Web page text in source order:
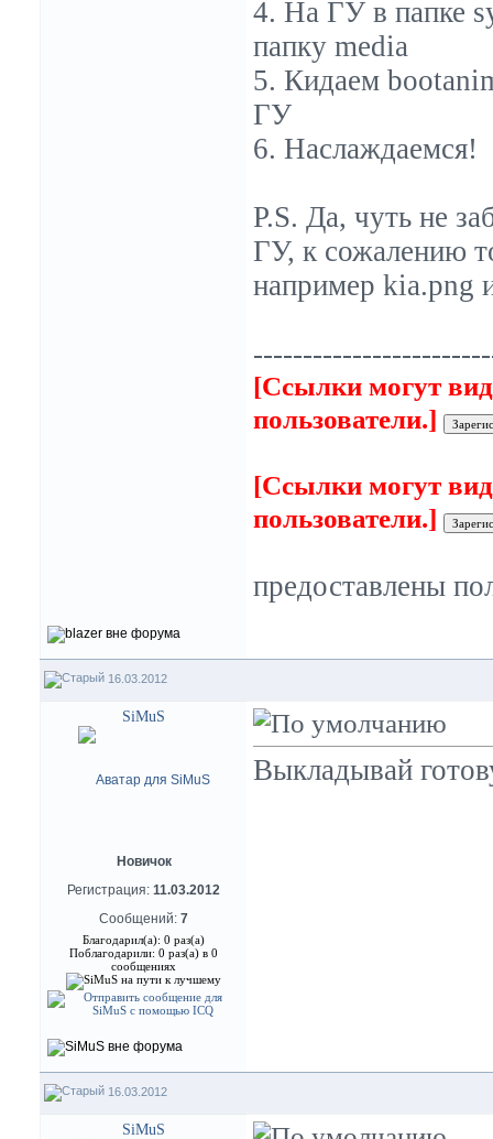
4. На ГУ в папке
папку media
5. Кидаем
ГУ
6. Наслаждаемся!
P.S. Да, чуть не
ГУ, к сожалению
например kia.png
[Ссылки могут
пользователи.]
[Ссылки могут
пользователи.]
предоставлены
16.03.2012
SiMuS
Новичок
Регистрация: 11.03.2012
Сообщений: 7
Благодарил(а): 0 раз(а)
Поблагодарили: 0 раз(а) в 0
сообщениях
Выкладывай
16.03.2012
SiMuS